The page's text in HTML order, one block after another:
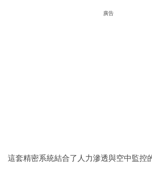
廣告
這套精密系統結合了人力滲透與空中監控